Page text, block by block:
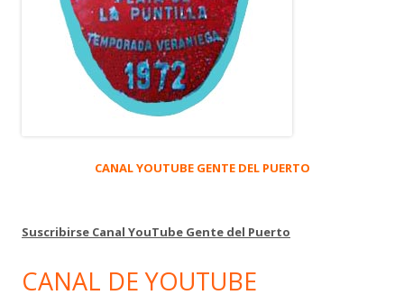
CANAL YOUTUBE GENTE DEL PUERTO
Suscribirse Canal YouTube Gente del Puerto
CANAL DE YOUTUBE